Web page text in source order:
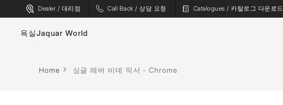
Dealer / 대리점 Call Back / 상담 요청 Catalogues / 카탈로그 다운로드
욕실
수도꼭지 욕조
Jaquar World
Home 싱글 레버 비데 믹서 - Chrome